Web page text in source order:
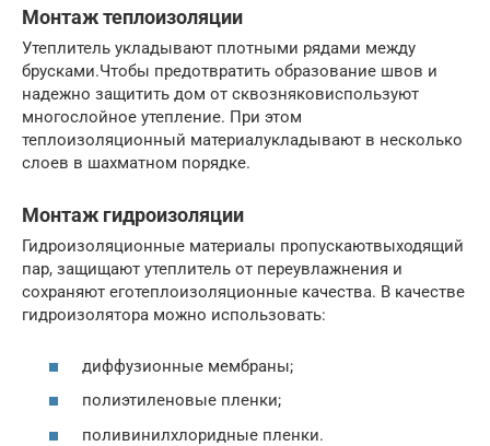
Монтаж теплоизоляции
Утеплитель укладывают плотными рядами между
брусками.Чтобы предотвратить образование швов и
надежно защитить дом от сквозняковиспользуют
многослойное утепление. При этом
теплоизоляционный материалукладывают в несколько
слоев в шахматном порядке.
Монтаж гидроизоляции
Гидроизоляционные материалы пропускаютвыходящий
пар, защищают утеплитель от переувлажнения и
сохраняют еготеплоизоляционные качества. В качестве
гидроизолятора можно использовать:
диффузионные мембраны;
полиэтиленовые пленки;
поливинилхлоридные пленки.